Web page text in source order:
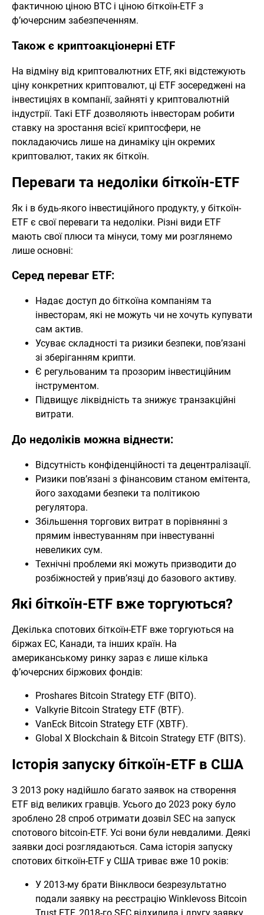
фактичною ціною BTC і ціною біткоїн-ETF з
ф’ючерсним забезпеченням.
Також є криптоакціонерні ETF
На відміну від криптовалютних ETF, які відстежують
ціну конкретних криптовалют, ці ETF зосереджені на
інвестиціях в компанії, зайняті у криптовалютній
індустрії. Такі ETF дозволяють інвесторам робити
ставку на зростання всієї криптосфери, не
покладаючись лише на динаміку цін окремих
криптовалют, таких як біткоїн.
Переваги та недоліки біткоїн-ETF
Як і в будь-якого інвестиційного продукту, у біткоїн-
ETF є свої переваги та недоліки. Різні види ETF
мають свої плюси та мінуси, тому ми розглянемо
лише основні:
Серед переваг ETF:
Надає доступ до біткоїна компаніям та
інвесторам, які не можуть чи не хочуть купувати
сам актив.
Усуває складності та ризики безпеки, пов’язані
зі зберіганням крипти.
Є регульованим та прозорим інвестиційним
інструментом.
Підвищує ліквідність та знижує транзакційні
витрати.
До недоліків можна віднести:
Відсутність конфіденційності та децентралізації.
Ризики пов’язані з фінансовим станом емітента,
його заходами безпеки та політикою
регулятора.
Збільшення торгових витрат в порівнянні з
прямим інвестуванням при інвестуванні
невеликих сум.
Технічні проблеми які можуть призводити до
розбіжностей у прив’язці до базового активу.
Які біткоїн-ETF вже торгуються?
Декілька спотових біткоїн-ETF вже торгуються на
біржах ЕС, Канади, та інших країн. На
американському ринку зараз є лише кілька
ф’ючерсних біржових фондів:
Proshares Bitcoin Strategy ETF (BITO).
Valkyrie Bitcoin Strategy ETF (BTF).
VanEck Bitcoin Strategy ETF (XBTF).
Global X Blockchain & Bitcoin Strategy ETF (BITS).
Історія запуску біткоїн-ETF в США
З 2013 року надійшло багато заявок на створення
ETF від великих гравців. Усього до 2023 року було
зроблено 28 спроб отримати дозвіл SEC на запуск
спотового bitcoin-ETF. Усі вони були невдалими. Деякі
заявки досі розглядаються. Сама історія запуску
спотових біткоїн-ETF у США триває вже 10 років:
У 2013-му брати Вінклвоси безрезультатно
подали заявку на реєстрацію Winklevoss Bitcoin